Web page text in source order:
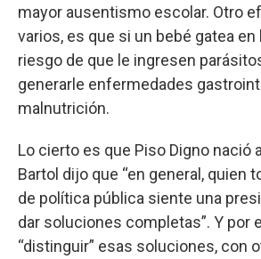
mayor ausentismo escolar. Otro
varios, es que si un bebé gatea en
riesgo de que le ingresen
generarle enfermedades
malnutrición.
Lo cierto es que Piso Digno nació
Bartol dijo que “en general, quien
de política pública siente una
dar soluciones completas”. Y por
“distinguir” esas soluciones, con